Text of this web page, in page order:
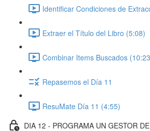
Identificar Condiciones de
Extraer el Título del Libro (5:08)
Combinar Items Buscados
Repasemos el Día 11
ResuMate Día 11 (4:55)
DIA 12 - PROGRAMA UN GESTOR